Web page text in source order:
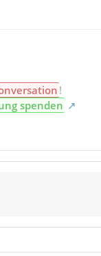
!
spenden